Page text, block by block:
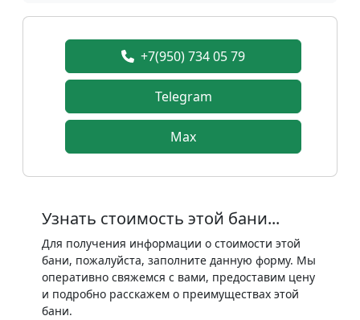
+7(950) 734 05 79
Telegram
Max
Узнать стоимость этой бани...
Для получения информации о стоимости этой
бани, пожалуйста, заполните данную форму. Мы
оперативно свяжемся с вами, предоставим цену
и подробно расскажем о преимуществах этой
бани.